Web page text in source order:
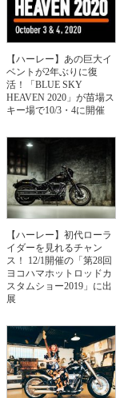
【ハーレー】あの巨大イ
ベントが2年ぶりに復
活！「BLUE SKY
HEAVEN 2020」が苗場ス
キー場で10/3・4に開催
【ハーレー】初代ローラ
イダーを見れるチャン
ス！ 12/1開催の「第28回
ヨコハマホットロッドカ
スタムショー2019」に出
展